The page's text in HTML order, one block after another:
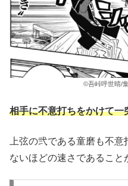
©吾峠呼世晴/
相手に不意打ちをかけて一
上弦の弐である童磨も不
ないほどの速さであること